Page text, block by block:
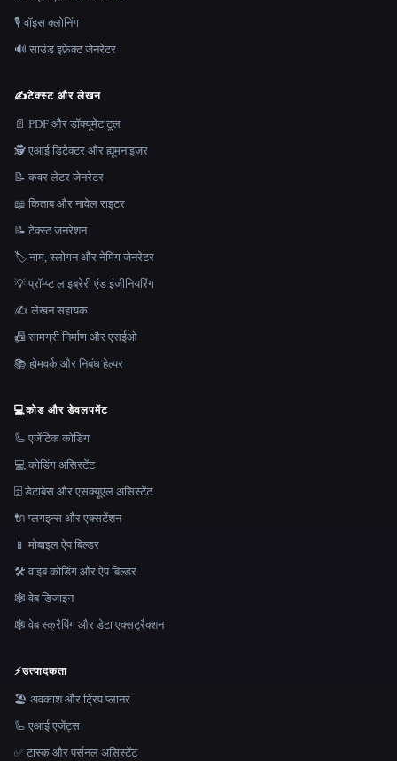
🎙️ वॉइस क्लोनिंग
🔊 साउंड इफ़ेक्ट जेनरेटर
✍️टेक्स्ट और लेखन
📄 PDF और डॉक्यूमेंट टूल
🕵️ एआई डिटेक्टर और ह्यूमनाइज़र
📝 कवर लेटर जेनरेटर
📖 किताब और नावेल राइटर
📝 टेक्स्ट जनरेशन
🏷️ नाम, स्लोगन और नेमिंग जेनरेटर
💡 प्रॉम्प्ट लाइब्रेरी एंड इंजीनियरिंग
✍️ लेखन सहायक
📠 सामग्री निर्माण और एसईओ
📚 होमवर्क और निबंध हेल्पर
💻कोड और डेवलपमेंट
🦾 एजेंटिक कोडिंग
💻 कोडिंग असिस्टेंट
🗄️ डेटाबेस और एसक्यूएल असिस्टेंट
🔌 प्लगइन्स और एक्सटेंशन
📱 मोबाइल ऐप बिल्डर
🛠️ वाइब कोडिंग और ऐप बिल्डर
🕸 वेब डिजाइन
🕸️ वेब स्क्रैपिंग और डेटा एक्सट्रैक्शन
⚡उत्पादकता
🏖 अवकाश और ट्रिप प्लानर
🦾 एआई एजेंट्स
✅ टास्क और पर्सनल असिस्टेंट